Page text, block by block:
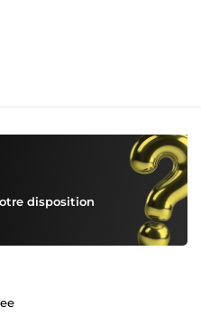
de première nécessité ✅
attractifs et adaptés à
web 💻 : Maîtrise des
performants 💯🧑‍💻Je
accompagner dans vos
développement web
moi dès maintenant pour
disposition